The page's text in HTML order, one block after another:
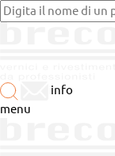
info
menu